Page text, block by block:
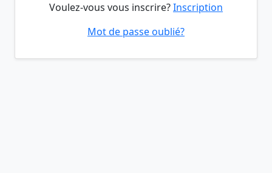
Voulez-vous vous inscrire?Inscription
Mot de passe oublié?